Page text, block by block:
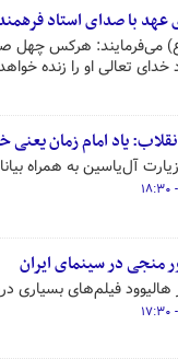
با صدای استاد
می‌فرمایند: هرکس چهل
تعالی او را زنده
یاد امام زمان
آل‌یاسین به همراه
منجی در سینمای ایران
هالیوود فیلم‌های بسیاری